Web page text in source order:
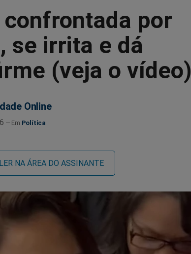
por
se irrita e dá
(veja o vídeo)
Online
Política
LER NA ÁREA DO ASSINANTE